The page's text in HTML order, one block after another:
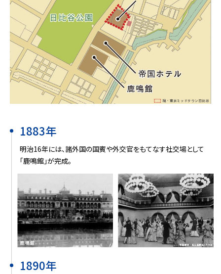
1883年
明治16年には、諸外国の国賓や外交官をもてなす社交場として
「鹿鳴館」が完成。
1890年